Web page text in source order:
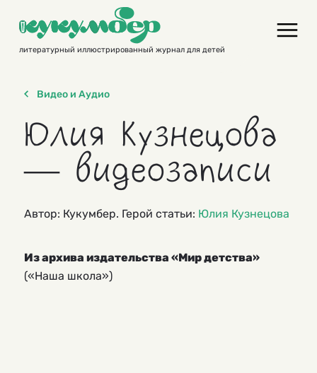
contentлитературный иллюстрированный журнал для детей
Видео и Аудио
Юлия Кузнецова
— видеозаписи
Автор: Кукумбер. Герой статьи: Юлия Кузнецова
Из архива издательства «Мир детства»
(«Наша школа»)